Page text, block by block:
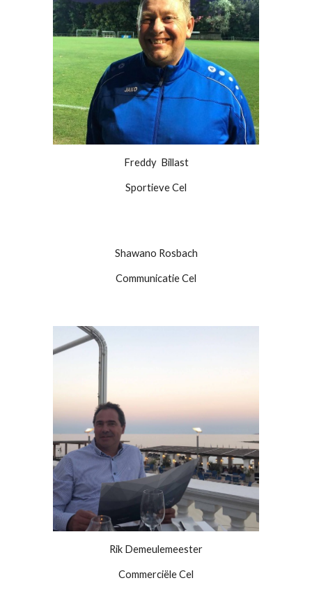
Freddy Billast
Sportieve Cel
Shawano Rosbach
CommunicatieCel
Rik Demeulemeester
Commerciële Cel